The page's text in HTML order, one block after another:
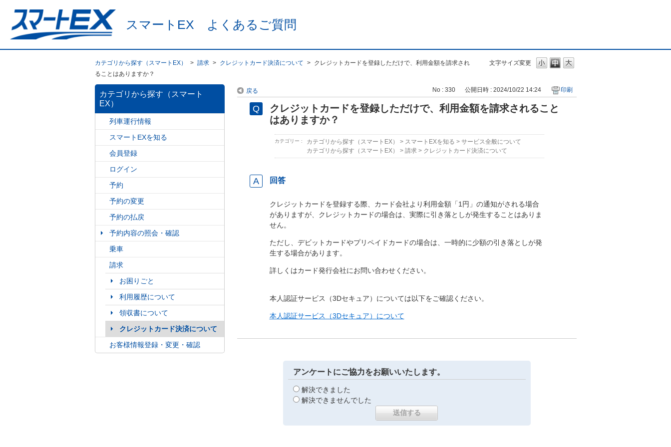
スマートEX よくあるご質問
文字サイズ変更
カテゴリから探す（スマートEX） > 請求 > クレジットカード決済について > クレジットカードを登録しただけで、利用金額を請求され
ることはありますか？
カテゴリから探す（スマート
EX）
列車運行情報
スマートEXを知る
会員登録
ログイン
予約
予約の変更
予約の払戻
予約内容の照会・確認
乗車
請求
お困りごと
利用履歴について
領収書について
クレジットカード決済について
お客様情報登録・変更・確認
戻る No : 330 公開日時 : 2024/10/22 14:24 印刷
クレジットカードを登録しただけで、利用金額を請求されること
はありますか？
カテゴリー : カテゴリから探す（スマートEX） > スマートEXを知る > サービス全般について
カテゴリから探す（スマートEX）
> 請求> クレジットカード決済について
回答
クレジットカードを登録する際、カード会社より利用金額「1円」の通知がされる場合
がありますが、クレジットカードの場合は、実際に引き落としが発生することはありま
せん。
ただし、デビットカードやプリペイドカードの場合は、一時的に少額の引き落としが発
生する場合があります。
詳しくはカード発行会社にお問い合わせください。
本人認証サービス（3Dセキュア）については以下をご確認ください。
本人認証サービス（3Dセキュア）について
アンケートにご協力をお願いいたします。
解決できました
解決できませんでした